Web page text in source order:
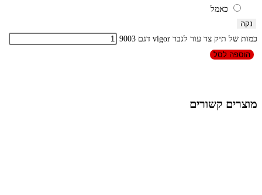
כאמל
נקה
כמות של תיק צד עור לגבר vigor דגם 9003
הוספה לסל
מוצרים קשורים